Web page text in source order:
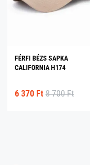
FÉRFI BÉZS SAPKA
CALIFORNIA H174
6 370 Ft 8 700 Ft